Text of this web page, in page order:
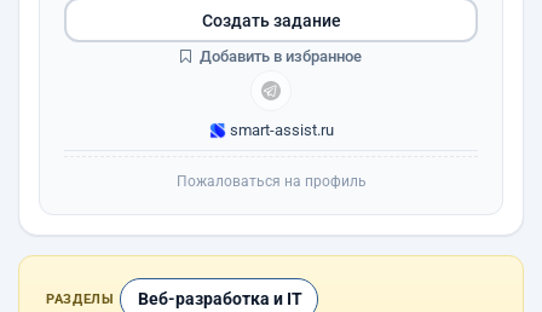
smart-assist.ru
Создать задание
Добавить в избранное
Пожаловаться на профиль
РАЗДЕЛЫ Веб-разработка и IT